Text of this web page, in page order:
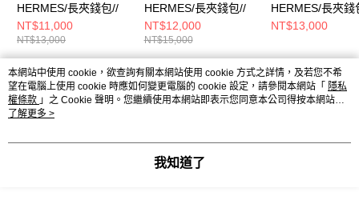
HERMES/長夾錢包//
NT$11,000
NT$13,000
HERMES/長夾錢包//
NT$12,000
NT$15,000
HERMES/長夾錢
NT$13,000
熱門標籤
本網站中使用 cookie，欲查詢有關本網站使用 cookie 方式之詳情，及若您不希
望在電腦上使用 cookie 時應如何變更電腦的 cookie 設定，請參閱本網站「 隱私
權條款 」之 Cookie 聲明。您繼續使用本網站即表示您同意本公司得按本網站使
用條款之 Cookie 聲明使用 cookie。
了解更多 >
我知道了